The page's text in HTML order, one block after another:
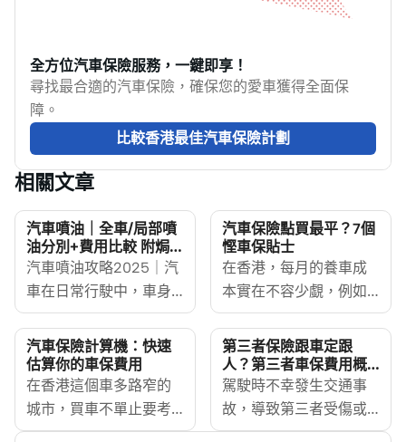
全方位汽車保險服務，一鍵即享！
尋找最合適的汽車保險，確保您的愛車獲得全面保
障。
比較香港最佳汽車保險計劃
相關文章
汽車噴油｜全車/局部噴
油分別+費用比較 附焗油
優缺點
汽車噴油攻略2025｜汽
車在日常行駛中，車身
難免會因路面沙石、碰
撞或長時間日曬雨淋而
出現刮痕、褪色或損
傷。這些問題不僅影響
車輛外觀，若傷痕過深
導致金屬外露，更可能
汽車保險點買最平？7個
慳車保貼士
在香港，每月的養車成
本實在不容少覷，例如
油錢、停車場租金、維
修、隧道費及牌費等，
因此如何有效降低汽車
開支是不少車主都非常
關心的事情。當中，如
何盡可能減低汽車保險
汽車保險計算機：快速
估算你的車保費用
在香港這個車多路窄的
城市，買車不單止要考
慮車價，同時要了解車
第三者保險跟車定跟
人？第三者車保費用概
覽
駕駛時不幸發生交通事
故，導致第三者受傷或
財物損毀，你可能需要